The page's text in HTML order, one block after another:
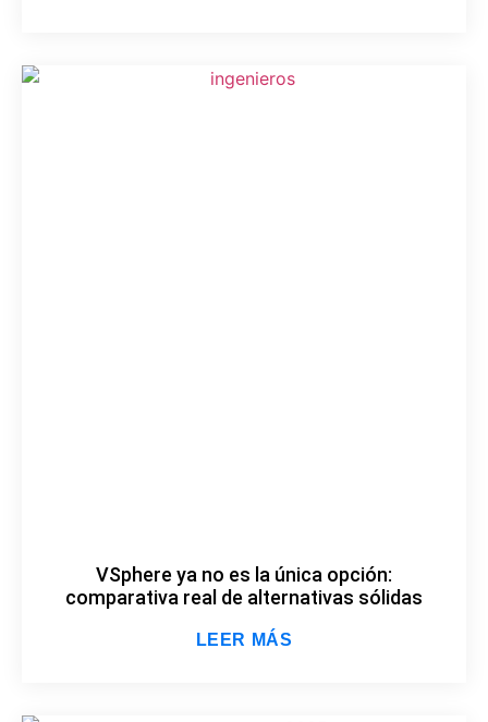
VSphere ya no es la única opción:
comparativa real de alternativas sólidas
LEER MÁS